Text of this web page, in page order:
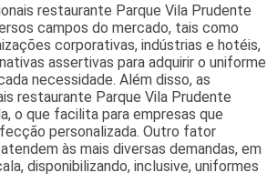
restaurante Parque Vila Prudente
campos do mercado, tais como
corporativas, indústrias e hotéis,
assertivas para adquirir o uniforme
necessidade. Além disso, as
restaurante Parque Vila Prudente
o que facilita para empresas que
personalizada. Outro fator
às mais diversas demandas, em
disponibilizando, inclusive, uniformes